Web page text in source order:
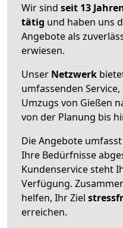
Wir sind seit 13
tätig und haben uns
Angebote als
erwiesen.
Unser Netzwerk
umfassenden
Umzugs von Gießen
von der Planung bis
Die Angebote
Ihre Bedürfnisse
Kundenservice steht
Verfügung.
helfen, Ihr Ziel
erreichen.